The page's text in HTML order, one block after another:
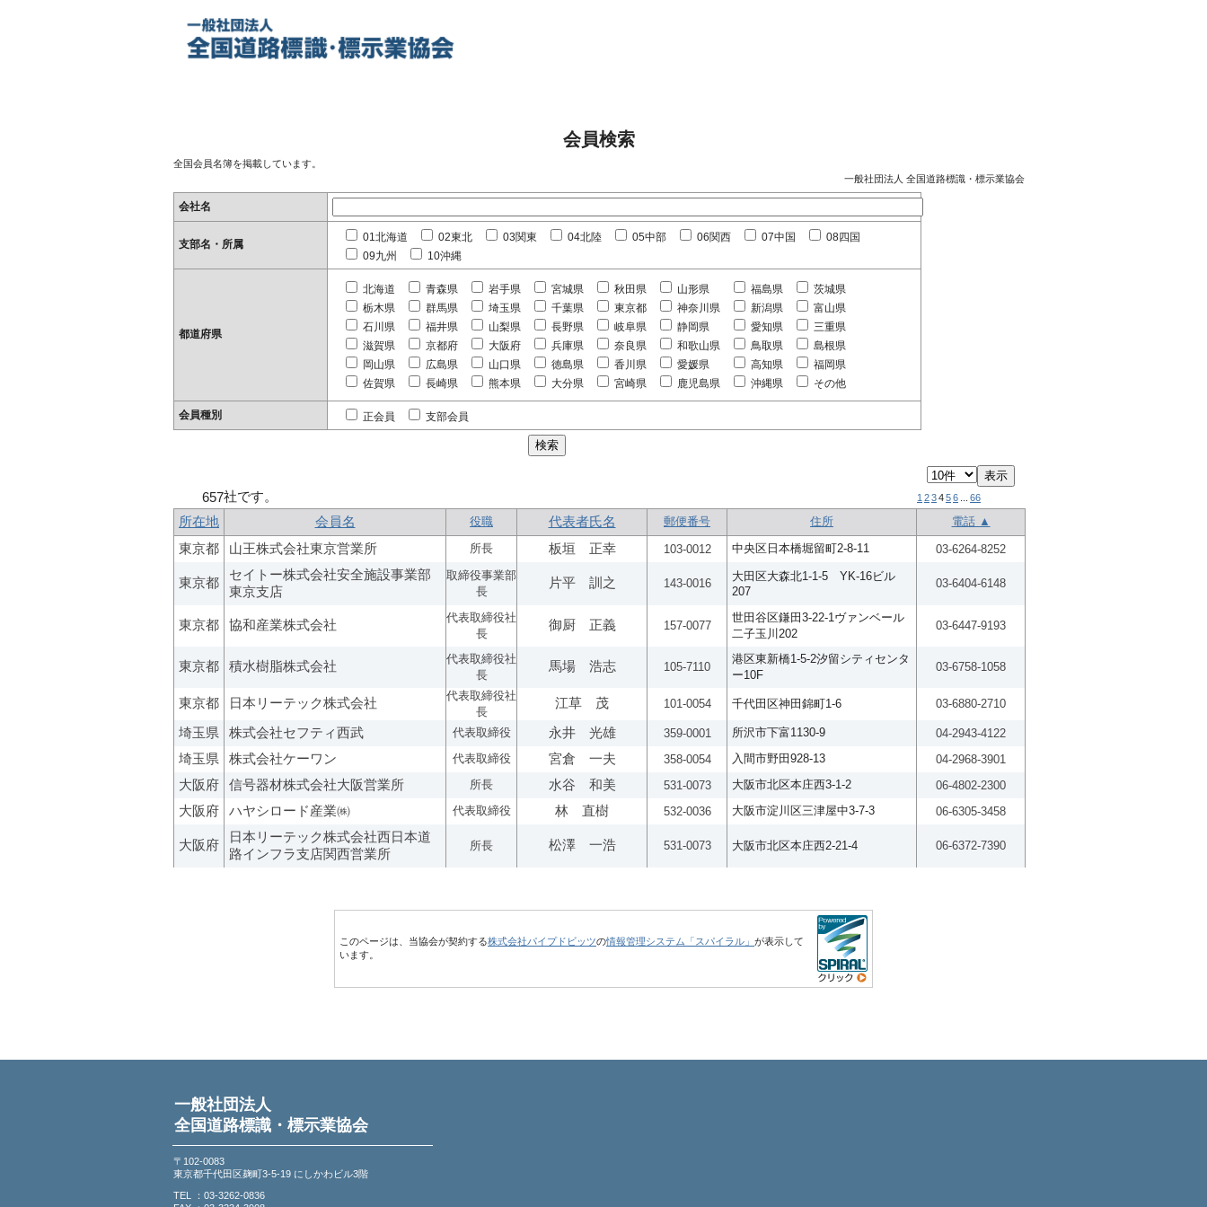
会員検索
全国会員名簿を掲載しています。
一般社団法人 全国道路標識・標示業協会
会社名
支部名・所属
01北海道 02東北 03関東 04北陸 05中部 06関西 07中国
08四国
09九州
10沖縄
都道府県
北海道 青森県 岩手県 宮城県 秋田県 山形県 福島県
茨城県
栃木県
群馬県 埼玉県 千葉県 東京都 神奈川県 新潟県
富山県
石川県
福井県 山梨県 長野県 岐阜県 静岡県 愛知県
三重県
滋賀県
京都府 大阪府 兵庫県 奈良県 和歌山県 鳥取県
島根県
岡山県
広島県 山口県 徳島県 香川県 愛媛県 高知県
福岡県
佐賀県
長崎県 熊本県 大分県 宮崎県 鹿児島県 沖縄県 その他
会員種別 正会員 支部会員
657社です。 1 23456 66
所在地 会員名 役職 代表者氏名 郵便番号 住所 電話 ▲
東京都 山王株式会社東京営業所 所長 板垣 正幸 103-0012 中央区日本橋堀留町2-8-11 03-6264-8252
東京都
セイトー株式会社安全施設事業部
東京支店
取締役事業部
長
片平 訓之 143-0016
大田区大森北1-1-5 YK-16ビル
207
03-6404-6148
東京都 協和産業株式会社
代表取締役社
長
御厨 正義 157-0077
世田谷区鎌田3-22-1ヴァンベール
二子玉川202
03-6447-9193
東京都 積水樹脂株式会社
代表取締役社
長
馬場 浩志 105-7110
港区東新橋1-5-2汐留シティセンタ
ー10F
03-6758-1058
東京都 日本リーテック株式会社
代表取締役社
長
江草 茂 101-0054 千代田区神田錦町1-6 03-6880-2710
埼玉県 株式会社セフティ西武 代表取締役 永井 光雄 359-0001 所沢市下富1130-9 04-2943-4122
埼玉県 株式会社ケーワン 代表取締役 宮倉 一夫 358-0054 入間市野田928-13 04-2968-3901
大阪府 信号器材株式会社大阪営業所 所長 水谷 和美 531-0073 大阪市北区本庄西3-1-2 06-4802-2300
大阪府 ハヤシロード産業㈱ 代表取締役 林 直樹 532-0036 大阪市淀川区三津屋中3-7-3 06-6305-3458
大阪府
日本リーテック株式会社西日本道
路インフラ支店関西営業所
所長 松澤 一浩 531-0073 大阪市北区本庄西2-21-4 06-6372-7390
このページは、当協会が契約する株式会社パイプドビッツの情報管理システム「スパイラル」 が表示して
います。
一般社団法人
全国道路標識・標示業協会
〒102-0083
東京都千代田区麹町3-5-19 にしかわビル3階
TEL ：03-3262-0836